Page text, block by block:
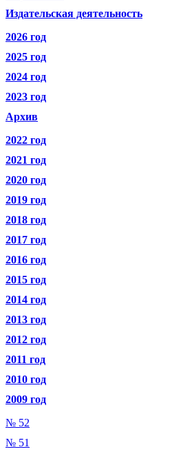
Издательская деятельность
2026 год
2025 год
2024 год
2023 год
Архив
2022 год
2021 год
2020 год
2019 год
2018 год
2017 год
2016 год
2015 год
2014 год
2013 год
2012 год
2011 год
2010 год
2009 год
№ 52
№ 51